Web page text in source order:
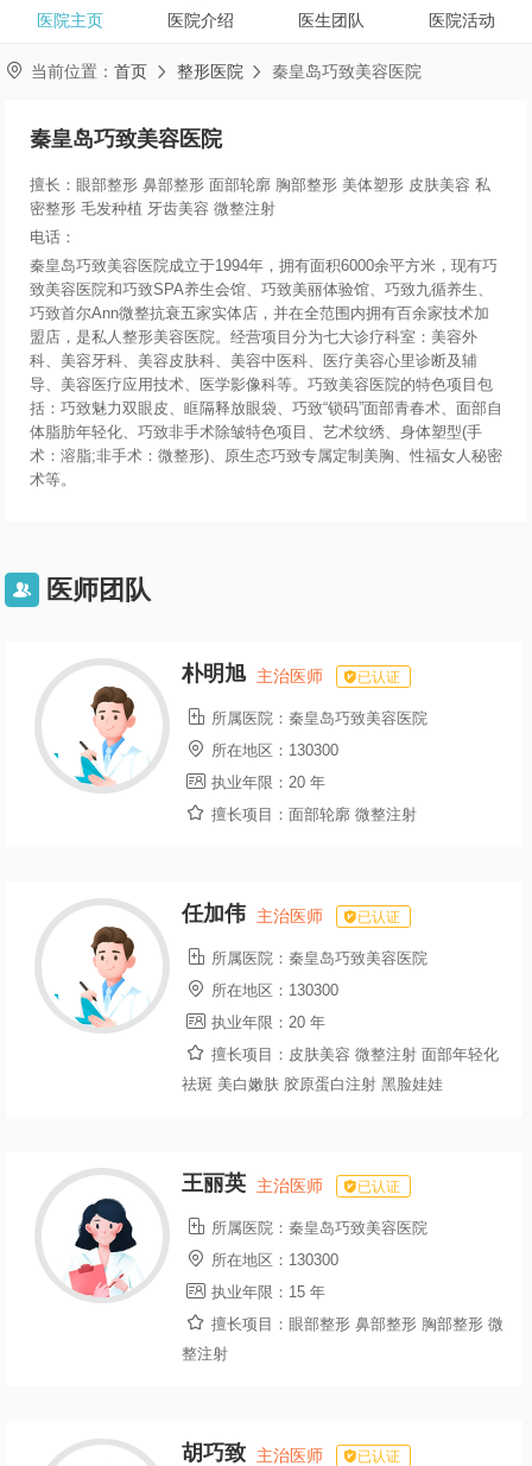
医院主页 医院介绍 医生团队 医院活动
 当前位置：首页  整形医院  秦皇岛巧致美容医院
秦皇岛巧致美容医院
擅长：眼部整形 鼻部整形 面部轮廓 胸部整形 美体塑形 皮肤美容 私
密整形 毛发种植 牙齿美容 微整注射
电话：
秦皇岛巧致美容医院成立于1994年，拥有面积6000余平方米，现有巧
致美容医院和巧致SPA养生会馆、巧致美丽体验馆、巧致九循养生、
巧致首尔Ann微整抗衰五家实体店，并在全范围内拥有百余家技术加
盟店，是私人整形美容医院。经营项目分为七大诊疗科室：美容外
科、美容牙科、美容皮肤科、美容中医科、医疗美容心里诊断及辅
导、美容医疗应用技术、医学影像科等。巧致美容医院的特色项目包
括：巧致魅力双眼皮、眶隔释放眼袋、巧致“锁码”面部青春术、面部自
体脂肪年轻化、巧致非手术除皱特色项目、艺术纹绣、身体塑型(手
术：溶脂;非手术：微整形)、原生态巧致专属定制美胸、性福女人秘密
术等。
 医师团队
朴明旭 主治医师 已认证
 所属医院： 秦皇岛巧致美容医院
 所在地区： 130300
 执业年限： 20 年
 擅长项目： 面部轮廓 微整注射
任加伟 主治医师 已认证
 所属医院： 秦皇岛巧致美容医院
 所在地区： 130300
 执业年限： 20 年
 擅长项目： 皮肤美容 微整注射 面部年轻化
祛斑 美白嫩肤 胶原蛋白注射 黑脸娃娃
王丽英 主治医师 已认证
 所属医院： 秦皇岛巧致美容医院
 所在地区： 130300
 执业年限： 15 年
 擅长项目： 眼部整形 鼻部整形 胸部整形 微
整注射
胡巧致 主治医师 已认证